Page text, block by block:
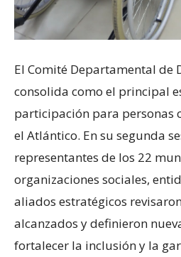
El Comité Departamental de
consolida como el principal
participación para personas
el Atlántico. En su segunda
representantes de los 22
organizaciones sociales,
aliados estratégicos
alcanzados y definieron
fortalecer la inclusión y la